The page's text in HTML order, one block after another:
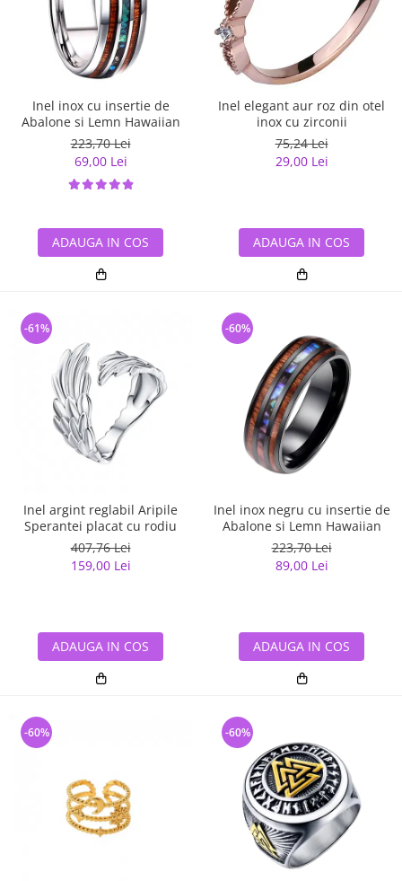
Inel inox cu insertie de
Abalone si Lemn Hawaiian
223,70 Lei
69,00 Lei
ADAUGA IN COS
Inel elegant aur roz din otel
inox cu zirconii
75,24 Lei
29,00 Lei
ADAUGA IN COS
Inel argint reglabil Aripile
Sperantei placat cu rodiu
407,76 Lei
159,00 Lei
-61%
ADAUGA IN COS
Inel inox negru cu insertie de
Abalone si Lemn Hawaiian
223,70 Lei
89,00 Lei
-60%
ADAUGA IN COS
-60% -60%